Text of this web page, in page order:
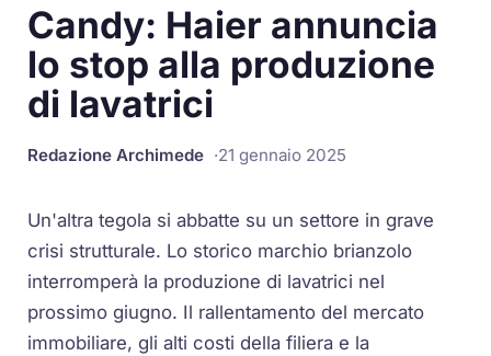
Candy: Haier annuncia
lo stop alla produzione
di lavatrici
Redazione Archimede 21 gennaio 2025
Un'altra tegola si abbatte su un settore in grave
crisi strutturale. Lo storico marchio brianzolo
interromperà la produzione di lavatrici nel
prossimo giugno. Il rallentamento del mercato
immobiliare, gli alti costi della filiera e la